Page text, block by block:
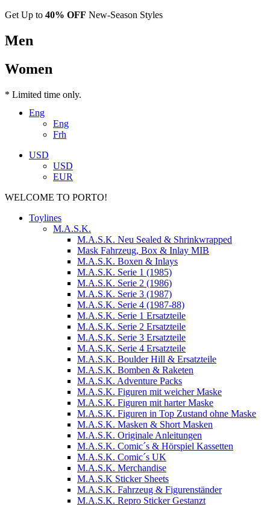
Get Up to 40% OFF New-Season Styles
Men
Women
* Limited time only.
Eng
Eng
Frh
USD
USD
EUR
WELCOME TO PORTO!
Toylines
M.A.S.K.
M.A.S.K. Neu Sealed & Shrinkwrapped
Mask Fahrzeug, Box & Inlay MIB
M.A.S.K. Boxen & Inlays
M.A.S.K. Serie 1 (1985)
M.A.S.K. Serie 2 (1986)
M.A.S.K. Serie 3 (1987)
M.A.S.K. Serie 4 (1987-88)
M.A.S.K. Serie 1 Ersatzteile
M.A.S.K. Serie 2 Ersatzteile
M.A.S.K. Serie 3 Ersatzteile
M.A.S.K. Serie 4 Ersatzteile
M.A.S.K. Boulder Hill & Ersatzteile
M.A.S.K. Bomben & Raketen
M.A.S.K. Adventure Packs
M.A.S.K. Figuren mit weicher Maske
M.A.S.K. Figuren mit harter Maske
M.A.S.K. Figuren in Top Zustand ohne Maske
M.A.S.K. Masken & Short Masken
M.A.S.K. Originale Anleitungen
M.A.S.K. Comic´s & Hörspiel Kassetten
M.A.S.K. Comic´s UK
M.A.S.K. Merchandise
M.A.S.K Sticker Sheets
M.A.S.K. Fahrzeug & Figurenständer
M.A.S.K. Repro Sticker Gestanzt